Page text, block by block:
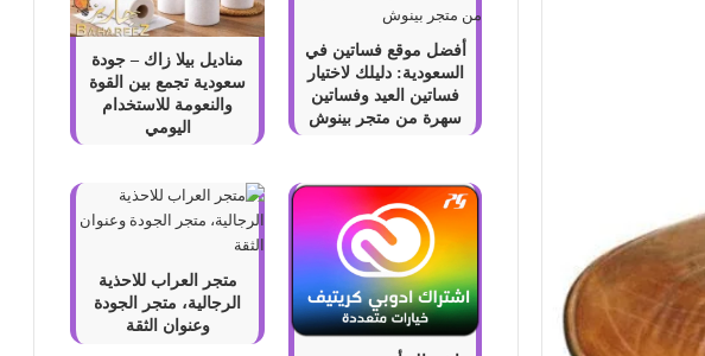
أفضل موقع فساتين في
السعودية: دليلك لاختيار
فساتين العيد وفساتين
سهرة من متجر بينوش
مناديل بيلا زاك – جودة
سعودية تجمع بين القوة
والنعومة للاستخدام
اليومي
متجر العراب للاحذية
الرجالية، متجر الجودة
وعنوان الثقة